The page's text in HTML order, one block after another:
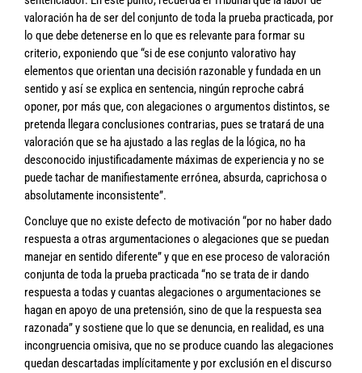
valoración ha de ser del conjunto de toda la prueba practicada, por
lo que debe detenerse en lo que es relevante para formar su
criterio, exponiendo que “si de ese conjunto valorativo hay
elementos que orientan una decisión razonable y fundada en un
sentido y así se explica en sentencia, ningún reproche cabrá
oponer, por más que, con alegaciones o argumentos distintos, se
pretenda llegara conclusiones contrarias, pues se tratará de una
valoración que se ha ajustado a las reglas de la lógica, no ha
desconocido injustificadamente máximas de experiencia y no se
puede tachar de manifiestamente errónea, absurda, caprichosa o
absolutamente inconsistente”.
Concluye que no existe defecto de motivación “por no haber dado
respuesta a otras argumentaciones o alegaciones que se puedan
manejar en sentido diferente” y que en ese proceso de valoración
conjunta de toda la prueba practicada “no se trata de ir dando
respuesta a todas y cuantas alegaciones o argumentaciones se
hagan en apoyo de una pretensión, sino de que la respuesta sea
razonada” y sostiene que lo que se denuncia, en realidad, es una
incongruencia omisiva, que no se produce cuando las alegaciones
quedan descartadas implícitamente y por exclusión en el discurso